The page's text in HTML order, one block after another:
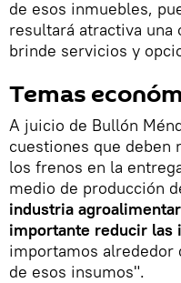
de esos inmuebles,
resultará atractiva una
brinde servicios y
Temas
A juicio de Bullón
cuestiones que deben
los frenos en la
medio de producción
industria
importante reducir las
importamos
de esos insumos".